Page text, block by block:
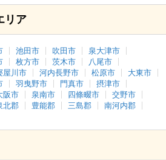
リア
池田市 吹田市
泉大津市
枚方市 茨木市
八尾市
屋川市 河内長野市 松原市
大東市
羽曳野市 門真市
摂津市
阪市 泉南市 四條畷市
交野市
北郡 豊能郡 三島郡
南河内郡